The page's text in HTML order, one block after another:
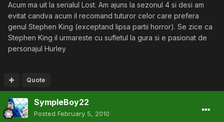
Acum ma uit la serialul Lost. Am ajuns la sezonul 4 si desi am
evitat candva acum il recomand tuturor celor care prefera
genul Stephen King (exceptand lipsa partii horror). Se zice ca
Stephen King il urmareste cu sufletul la gura si e pasionat de
personajul Hurley
Quote
SympleBoy22
Posted February 5, 2010